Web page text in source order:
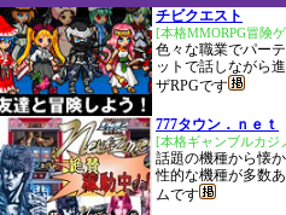
チビクエスト
[本格MMORPG冒険
色々な職業でパー
ットで話しながら
ザRPGです
777タウン．ｎｅｔ
[本格ギャンブルカジ
話題の機種から懐
性的な機種が多数
ムです